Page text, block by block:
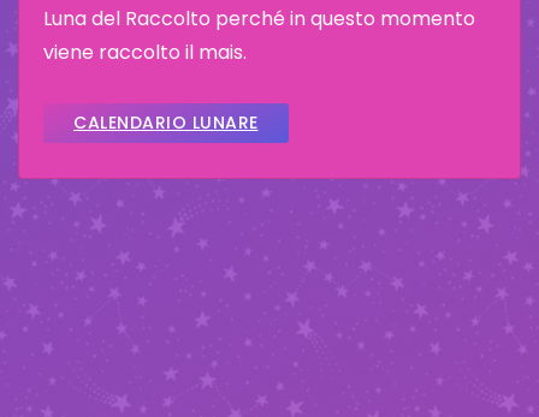
Luna del Raccolto perché in questo momento
viene raccolto il mais.
CALENDARIO LUNARE